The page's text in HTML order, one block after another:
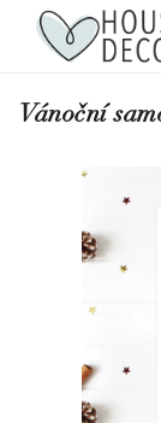
Vánoční